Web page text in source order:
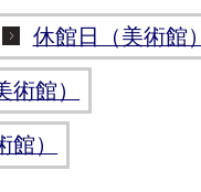
休館日（美術館）
術館）
館）